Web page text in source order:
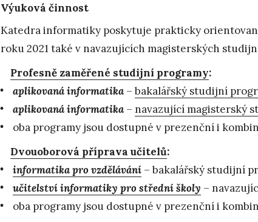
Výuková činnost
Katedra informatiky poskytuje prakticky
roku 2021 také v navazujících magisterských
Profesně zaměřené studijní programy:
aplikovaná informatika –bakalářský studijní
aplikovaná informatika – navazující magisterský
oba programy jsou dostupné v prezenční i
Dvouoborová příprava učitelů:
informatika pro vzdělávání – bakalářský studijní
učitelství informatiky pro střední školy –
oba programy jsou dostupné v prezenční i